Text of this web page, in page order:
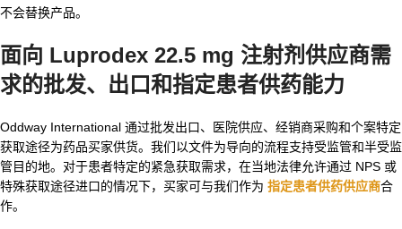
不会替换产品。
面向 Luprodex 22.5 mg 注射剂供应商需
求的批发、出口和指定患者供药能力
Oddway International 通过批发出口、医院供应、经销商采购和个案特定
获取途径为药品买家供货。我们以文件为导向的流程支持受监管和半受监
管目的地。对于患者特定的紧急获取需求，在当地法律允许通过 NPS 或
特殊获取途径进口的情况下，买家可与我们作为 指定患者供药供应商合
作。